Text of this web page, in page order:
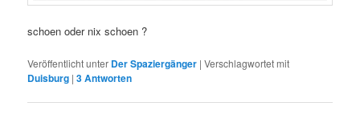
schoen oder nix schoen ?
Veröffentlicht unter Der Spaziergänger |Verschlagwortet mit
Duisburg |3Antworten